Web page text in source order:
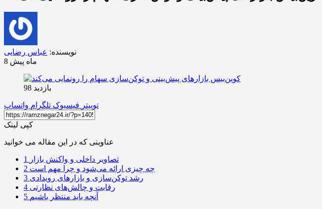
نویسنده: عباس رضایی
8 ماه پیش
بازدید 98
توییتر فیسبوک تلگرام واتساپ
کپی لینک
عناوینی که در این مقاله می خوانید
1
تصاویر داخلی و واکنش بازار
2 چه چیزی ارائه می‌شود و چرا مهم است
3 رشد توکن‌سازی و بازارهای رویدادی
4 رقابت و چالش‌های نظارتی
5 آنچه باید منتظر باشیم